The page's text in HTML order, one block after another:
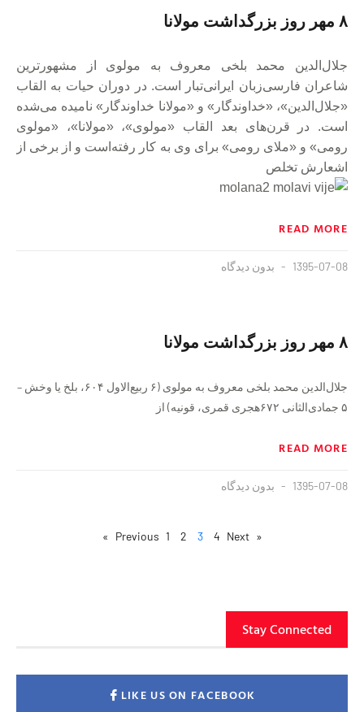
۸ مهر روز بزرگداشت مولانا
جلال‌الدین محمد بلخی معروف به مولوی از مشهورترین
شاعران فارسی‌زبان ایرانی‌تبار است. در دوران حیات به القاب
«جلال‌الدین»، «خداوندگار» و «مولانا خداوندگار» نامیده می‌شده‌
است. در قرن‌های بعد القاب «مولوی»، «مولانا»، «مولوی
رومی» و «ملای رومی» برای وی به کار رفته‌است و از برخی از
اشعارش تخلص
READ MORE
1395-07-08 بدون دیدگاه
۸ مهر روز بزرگداشت مولانا
جلال‌الدین محمد بلخی معروف به مولوی (‎۶ ربیع‌الاول ۶۰۴، بلخ یا وخش –
۵ جمادی‌الثانی ۶۷۲هجری قمری، قونیه) از
READ MORE
1395-07-08 بدون دیدگاه
« Previous
1 2 3 4 Next »
Stay Connected
LIKE US ON FACEBOOK